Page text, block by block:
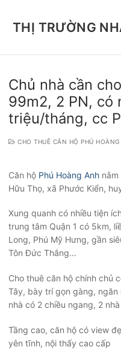
THỊ TRƯỜNG
Chủ nhà cần
99m2, 2 PN, có
triệu/tháng, cc
CHO THUÊ CĂN HỘ PHÚ
Căn hộ Phú Hoàng Anh
Hữu Thọ, xã Phước Kiển,
Xung quanh có nhiều tiện
trung tâm Quận 1 có 5km,
Long, Phú Mỹ Hưng, gần
Tôn Đức Thắng…
Cho thuê căn hộ chính chủ
Tây, bày trí gọn gàng,
nhà có 2 chiều ngang, 2
Tầng cao, căn hộ có view
yên tĩnh, nội thấy cao cấp